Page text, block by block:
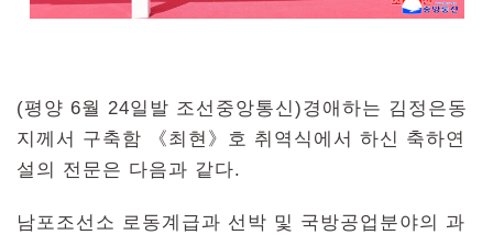
(평양 6월 24일발 조선중앙통신)경애하는 김정은동
지께서 구축함 《최현》호 취역식에서 하신 축하연
설의 전문은 다음과 같다.
남포조선소 로동계급과 선박 및 국방공업분야의 과